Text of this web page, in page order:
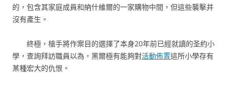
的，包含其家庭成員和納什維爾的一家購物中間，但這些襲擊并
沒有產生。
終極，槍手將作案目的選擇了本身20年前已經就讀的圣約小
學，查詢拜訪職員以為，黑爾極有能夠對活動佈置這所小學存有
某種宏大的仇恨。